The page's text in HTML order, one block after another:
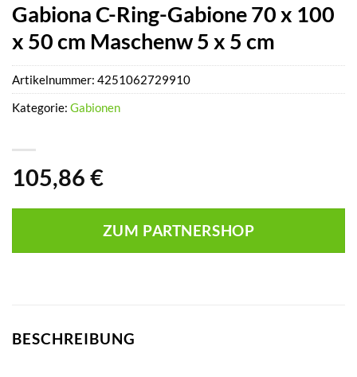
Gabiona C-Ring-Gabione 70 x 100
x 50 cm Maschenw 5 x 5 cm
105,86 €
ZUM PARTNERSHOP
Artikelnummer: 4251062729910
Kategorie: Gabionen
BESCHREIBUNG